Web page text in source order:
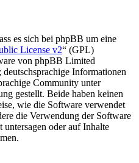
es sich bei phpBB um eine
License v2“ (GPL)
von phpBB Limited
Informationen
Community unter
gestellt. Beide haben keinen
wie die Software verwendet
die Verwendung der Software
oder auf Inhalte